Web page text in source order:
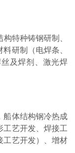
构特种铸钢研制
料研制 （电焊条、
及焊剂
、激光焊
船体结构钢冷热成
艺开发、 焊接工
工艺开发）、 增材